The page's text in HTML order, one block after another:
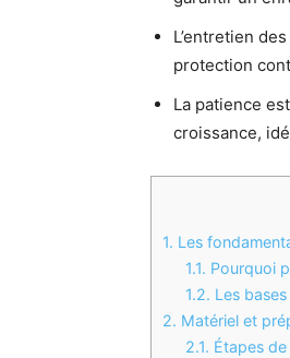
L’entretien
protection
La patience
croissance,
1. Les
1.1. Pourquoi
1.2. Les
2. Matériel et
2.1. Étapes